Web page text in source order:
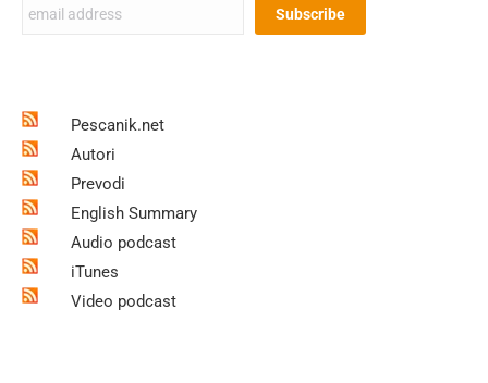
Pescanik.net
Autori
Prevodi
English Summary
Audio podcast
iTunes
Video podcast